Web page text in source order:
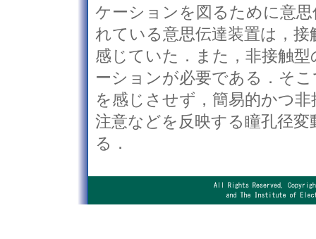
ケーションを図るために意
れている意思伝達装置は，
感じていた．また，非接触
ーションが必要である．そ
を感じさせず，簡易的かつ
注意などを反映する瞳孔径
る．